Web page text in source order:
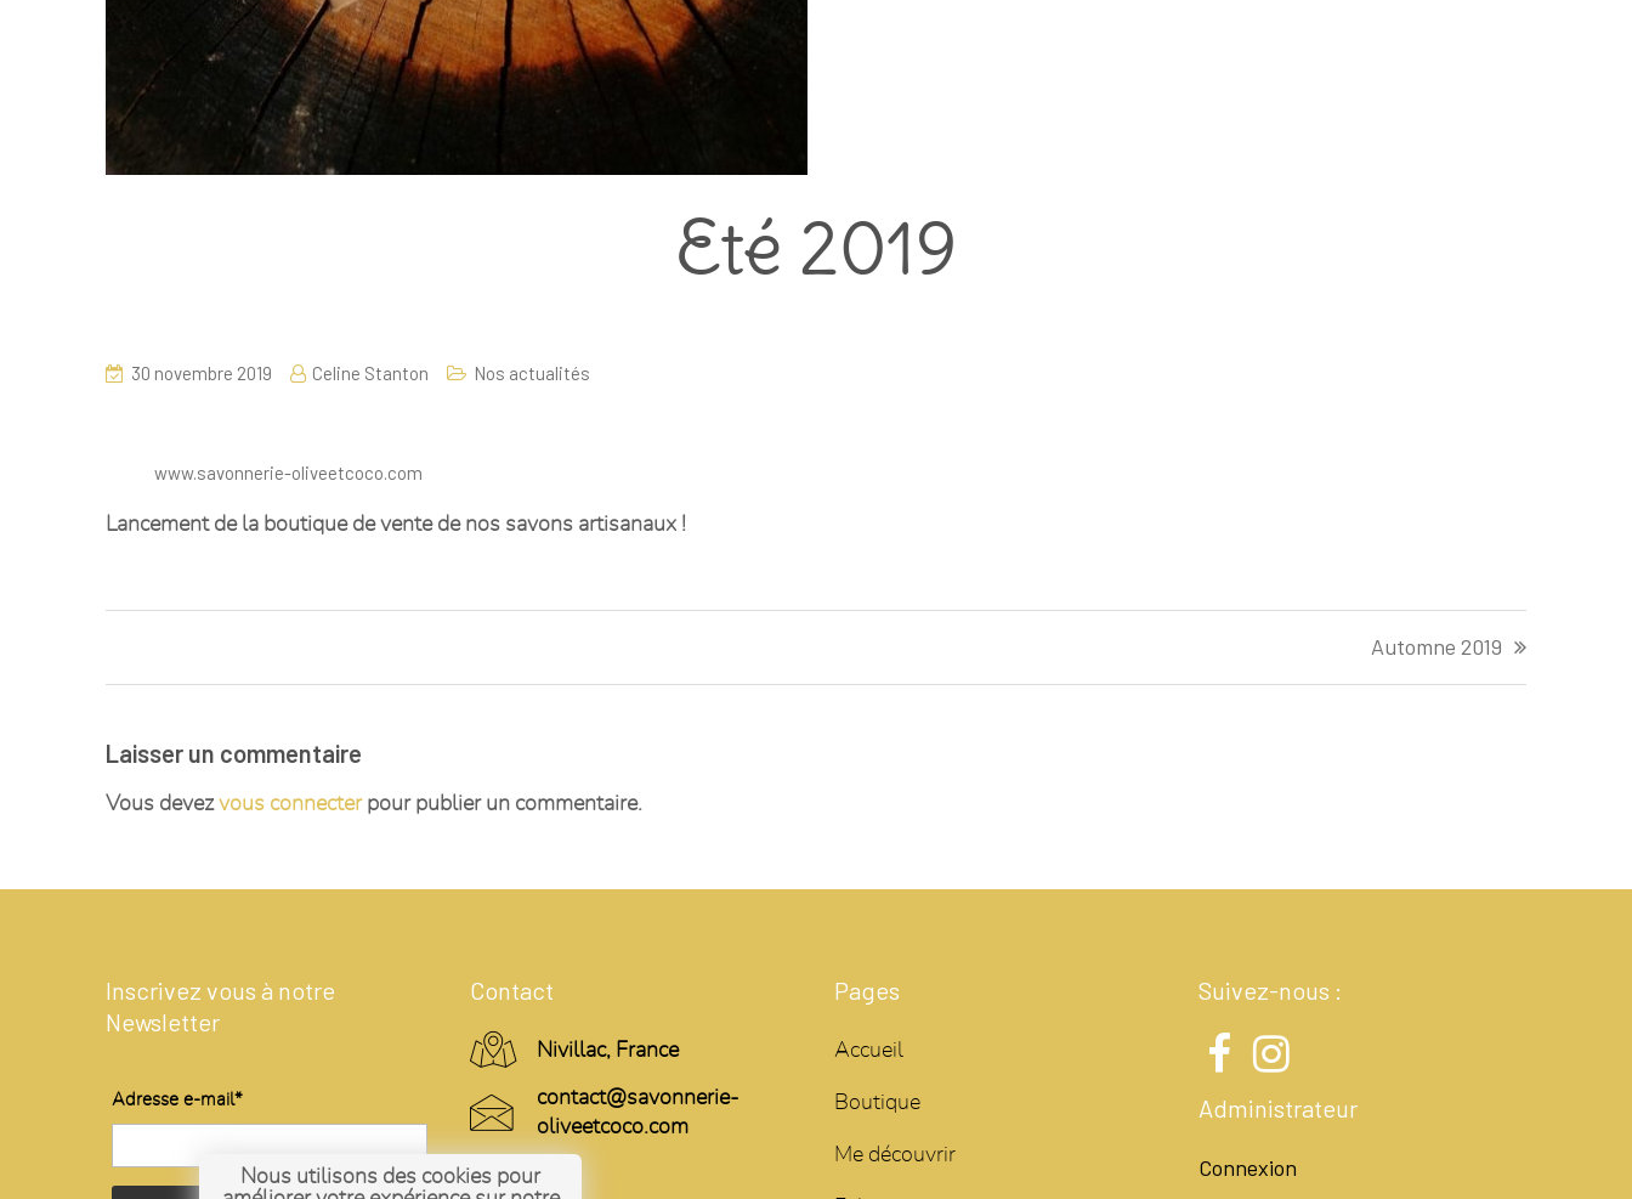
Nous utilisons des cookies pour
Eté 2019
30 novembre 2019 Celine Stanton Nos actualités
www.savonnerie-oliveetcoco.com
Lancement de la boutique de vente de nos savons artisanaux !
Automne 2019
Laisser un commentaire
Vous devezvous connecterpour publier un commentaire.
Inscrivez vous à notre
Newsletter
Adresse e-mail*
Contact
Nivillac, France
contact@savonnerie-
oliveetcoco.com
Pages
Accueil
Boutique
Me découvrir
Suivez-nous :
Administrateur
Connexion